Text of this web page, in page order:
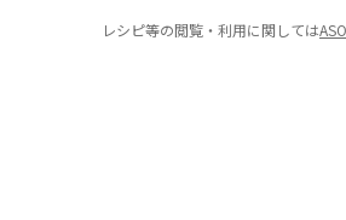
レシピ等の閲覧・利用に関しては